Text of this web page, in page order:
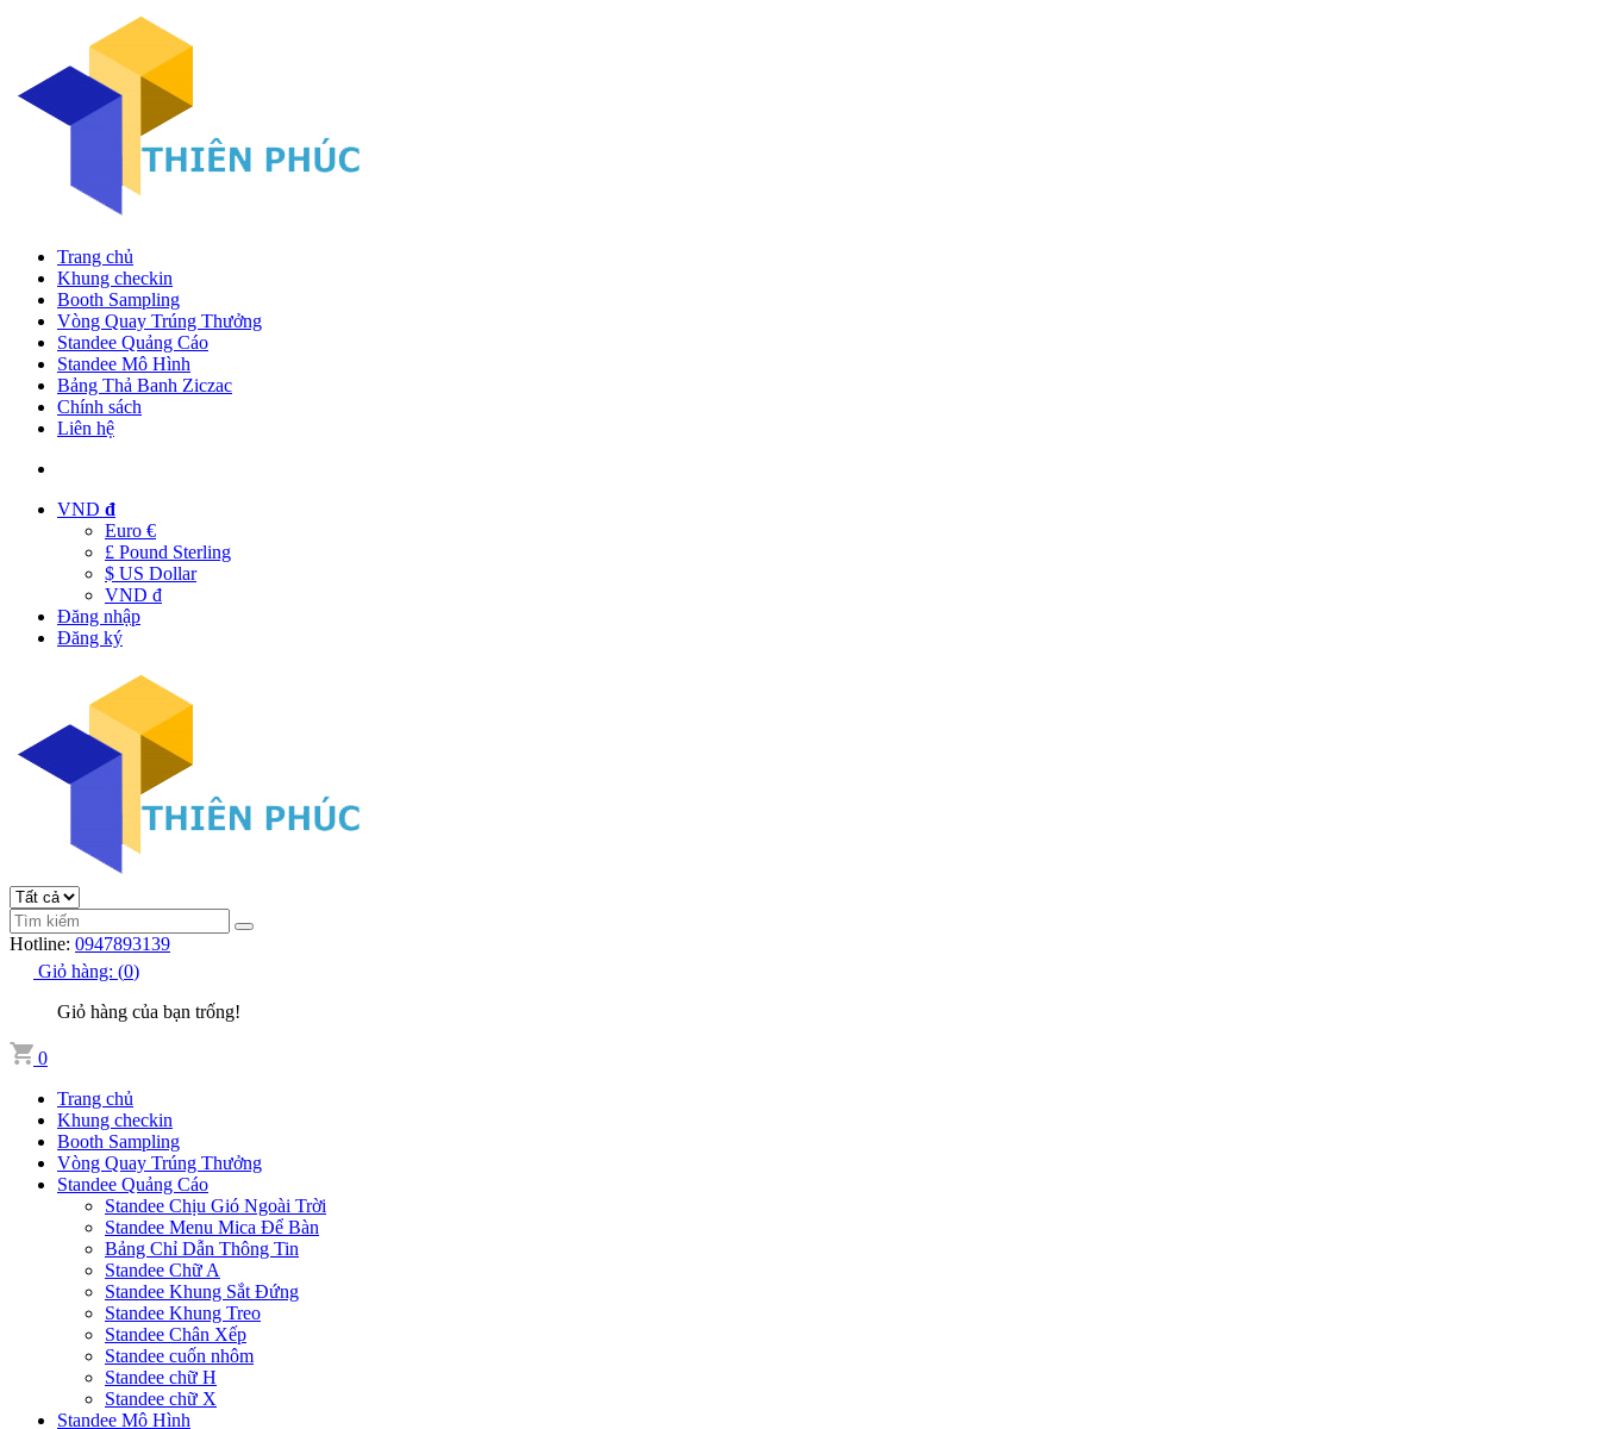
Trang chủ
Khung checkin
Booth Sampling
Vòng Quay Trúng Thưởng
Standee Quảng Cáo
Standee Mô Hình
Bảng Thả Banh Ziczac
Chính sách
Liên hệ
VND đ
Euro €
£ Pound Sterling
$ US Dollar
VND đ
Đăng nhập
Đăng ký
Hotline: 0947893139
Giỏ hàng: (0)
Giỏ hàng của bạn trống!
0
Trang chủ
Khung checkin
Booth Sampling
Vòng Quay Trúng Thưởng
Standee Quảng Cáo
Standee Chịu Gió Ngoài Trời
Standee Menu Mica Để Bàn
Bảng Chỉ Dẫn Thông Tin
Standee Chữ A
Standee Khung Sắt Đứng
Standee Khung Treo
Standee Chân Xếp
Standee cuốn nhôm
Standee chữ H
Standee chữ X
Standee Mô Hình